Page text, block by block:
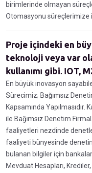
birimlerinde olmayan
Otomasyonu süreçlerimize
Proje içindeki en
teknoloji veya var
kullanımı gibi. IOT,
En büyük inovasyon
Sürecimiz; Bağımsız
Kapsamında
ile Bağımsız Denetim
faaliyetleri nezdinde
faaliyeti bünyesinde
bulanan bilgiler için
Mevduat Hesapları,